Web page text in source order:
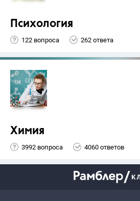
Психология
122 вопроса 262 ответа
Химия
3992 вопроса 4060 ответов